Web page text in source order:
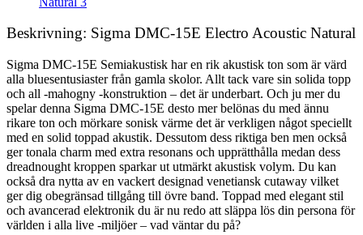
Beskrivning: Sigma DMC-15E Electro Acoustic Natural
Sigma DMC-15E Semiakustisk har en rik akustisk ton som är värd
alla bluesentusiaster från gamla skolor. Allt tack vare sin solida topp
och all -mahogny -konstruktion – det är underbart. Och ju mer du
spelar denna Sigma DMC-15E desto mer belönas du med ännu
rikare ton och mörkare sonisk värme det är verkligen något speciellt
med en solid toppad akustik. Dessutom dess riktiga ben men också
ger tonala charm med extra resonans och upprätthålla medan dess
dreadnought kroppen sparkar ut utmärkt akustisk volym. Du kan
också dra nytta av en vackert designad venetiansk cutaway vilket
ger dig obegränsad tillgång till övre band. Toppad med elegant stil
och avancerad elektronik du är nu redo att släppa lös din persona för
världen i alla live -miljöer – vad väntar du på?